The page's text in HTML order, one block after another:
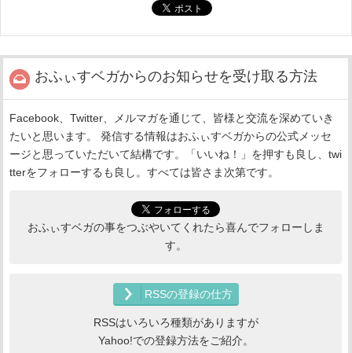
おふぃすベガからのお知らせを受け取る方法
Facebook、Twitter、メルマガを通じて、皆様と交流を深めていき
たいと思います。 発信する情報はおふぃすベガからの公式メッセ
ージと思っていただいて結構です。「いいね！」を押すも良し、twi
tterをフォローするも良し。すべては皆さま次第です。
おふぃすベガの事をつぶやいてくれたら喜んでフォローしま
す。
RSSの登録の仕方
RSSはいろいろ種類がありますが
Yahoo!での登録方法をご紹介。